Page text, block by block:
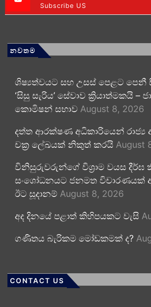
Subscribe US
නවතම
ශිෂ්‍යත්වයට සහ උසස් පෙළට
‘සිසු සැරිය’ සේවාව ක්‍රියාත්මකයි –
කොමිෂන් සභාව August 8, 2026
දත්ත ආරක්ෂණ අධිකාරියෙන් රාජ්‍ය
චක්‍ර ලේඛයක් නිකුත් කරයි August
විනිසුරුවරුන්ගේ විශ්‍රාම වයස දීර්ඝ
සංශෝධනයට ජනමත විචාරණයක්
ඊට සූදානම් August 8, 2026
අද දිනයේ පළාත් කිහිපයකට වැසි
ගණිතය බැරිකම මෝඩකමක් ද?
CONTACT US